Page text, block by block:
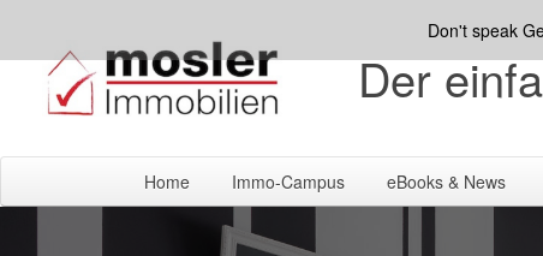
Der
Home Immo-Campus eBooks & News
Don't speak